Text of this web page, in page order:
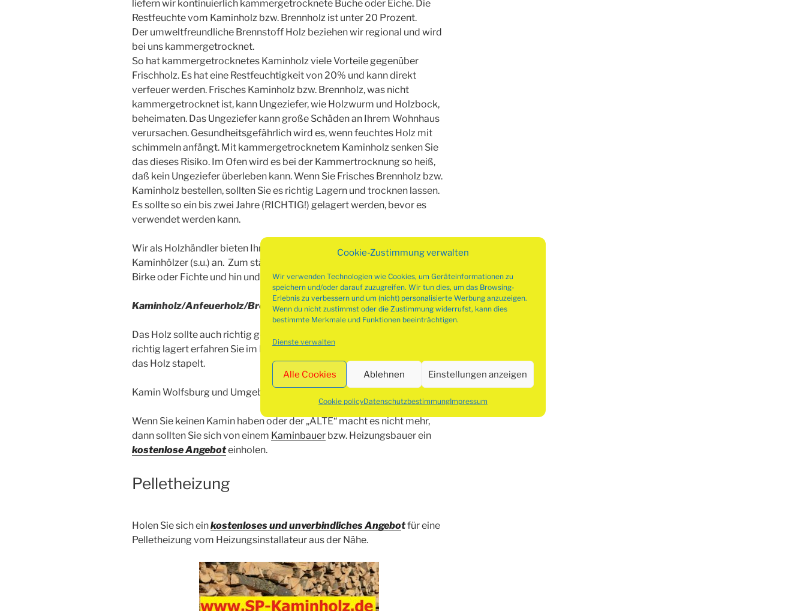
Cookie-Zustimmung verwalten
Wir verwenden Technologien wie Cookies, um Geräteinformationen zu
speichern und/oder darauf zuzugreifen. Wir tun dies, um das Browsing-
Erlebnis zu verbessern und um (nicht) personalisierte Werbung anzuzeigen.
Wenn du nicht zustimmst oder die Zustimmung widerrufst, kann dies
bestimmte Merkmale und Funktionen beeinträchtigen.
Dienste verwalten
Alle Cookies Ablehnen Einstellungen anzeigen
Cookie policyDatenschutzbestimmungImpressum
liefern wir kontinuierlich kammergetrocknete Buche oder Eiche. Die
Restfeuchte vom Kaminholz bzw. Brennholz ist unter 20 Prozent.
Der umweltfreundliche Brennstoff Holz beziehen wir regional und wird
bei uns kammergetrocknet.
So hat kammergetrocknetes Kaminholz viele Vorteile gegenüber
Frischholz. Es hat eine Restfeuchtigkeit von 20% und kann direkt
verfeuer werden. Frisches Kaminholz bzw. Brennholz, was nicht
kammergetrocknet ist, kann Ungeziefer, wie Holzwurm und Holzbock,
beheimaten. Das Ungeziefer kann große Schäden an Ihrem Wohnhaus
verursachen. Gesundheitsgefährlich wird es, wenn feuchtes Holz mit
schimmeln anfängt. Mit kammergetrocknetem Kaminholz senken Sie
das dieses Risiko. Im Ofen wird es bei der Kammertrocknung so heiß,
daß kein Ungeziefer überleben kann. Wenn Sie Frisches Brennholz bzw.
Kaminholz bestellen, sollten Sie es richtig Lagern und trocknen lassen.
Es sollte so ein bis zwei Jahre (RICHTIG!) gelagert werden, bevor es
verwendet werden kann.
Wir als Holzhändler bieten Ihnen
Waldfrische oder Trockene
Kaminhölzer (s.u.) an. Zum ständigem Sortiment gehört Eiche, Buche,
Birke oder Fichte und hin und wieder Esche oder Erle.
Kaminholz/Anfeuerholz/Brennholz kaufen
Das Holz sollte auch richtig gelagert werden. Wie man Kaminholz
richtig lagert erfahren Sie im Netz. Hierfür gibts viele Tipps, wie man
das Holz stapelt.
Kamin Wolfsburg und Umgebung
Wenn Sie keinen Kamin haben oder der „ALTE“ macht es nicht mehr,
dann sollten Sie sich von einem Kaminbauer bzw. Heizungsbauer ein
kostenlose Angeboteinholen.
Pelletheizung
Holen Sie sich einkostenloses und unverbindliches Angebotfür eine
Pelletheizung vom Heizungsinstallateur aus der Nähe.